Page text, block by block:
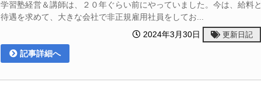
学習塾経営＆講師は、２０年ぐらい前にやっていました。今は、給料と
待遇を求めて、大きな会社で非正規雇用社員をしてお...
2024年3月30日
更新日記
記事詳細へ